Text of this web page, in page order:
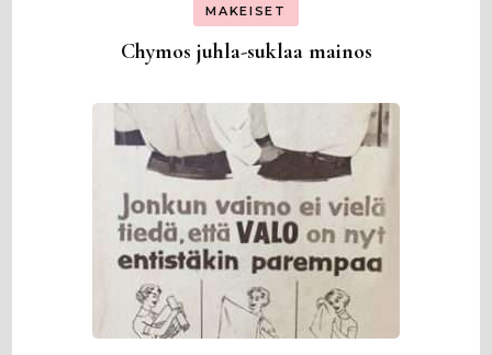
MAKEISET
Chymos juhla-suklaa mainos